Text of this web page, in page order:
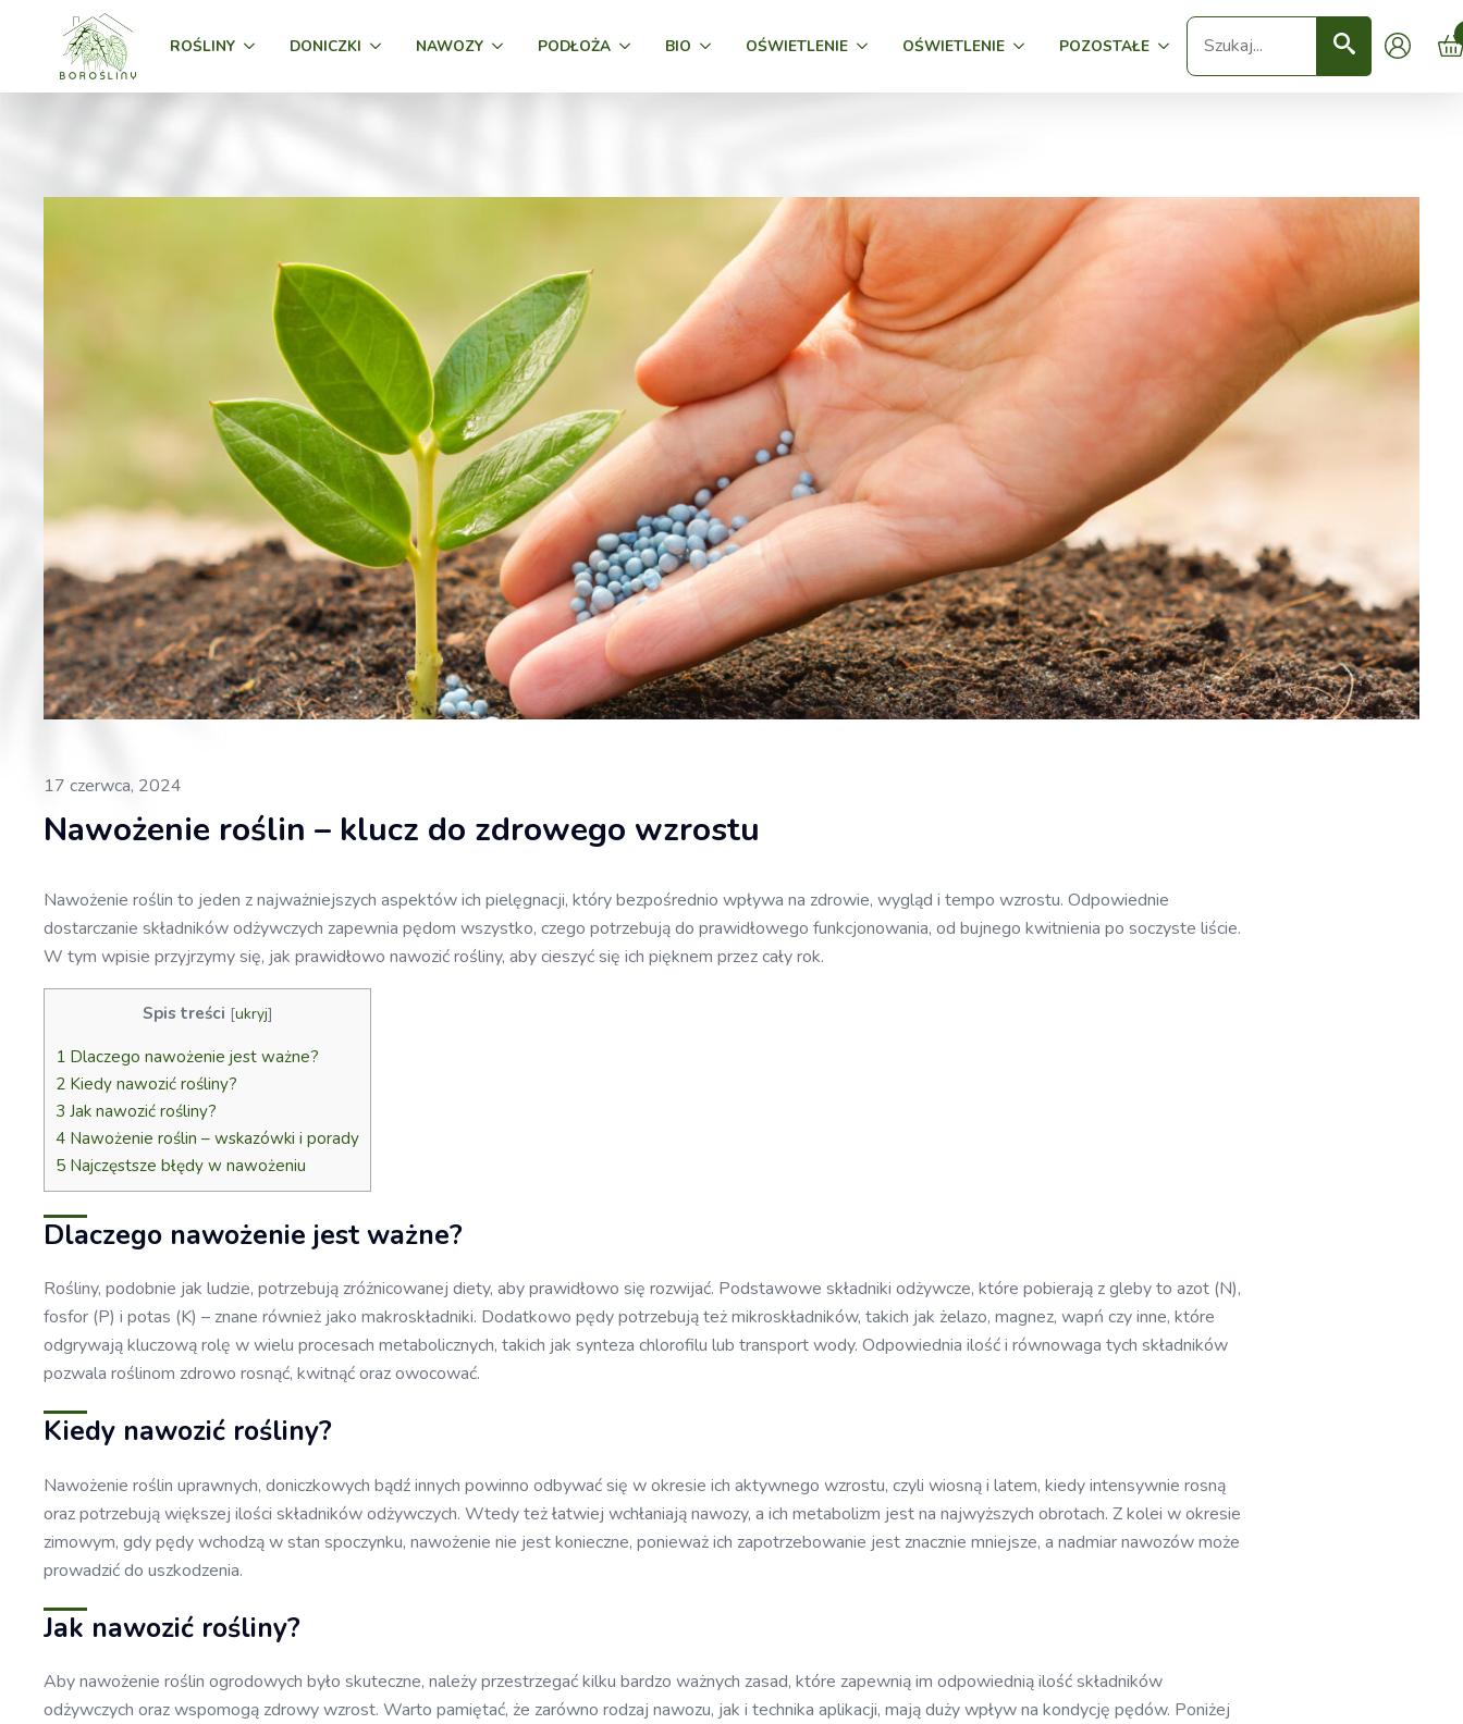
ROŚLINY DONICZKI NAWOZY PODŁOŻA BIO OŚWIETLENIE OŚWIETLENIE POZOSTAŁE
Seearch
17 czerwca, 2024
Nawożenie roślin – klucz do zdrowego wzrostu
Nawożenie roślin to jeden z najważniejszych aspektów ich pielęgnacji, który bezpośrednio wpływa na zdrowie, wygląd i tempo wzrostu. Odpowiednie
dostarczanie składników odżywczych zapewnia pędom wszystko, czego potrzebują do prawidłowego funkcjonowania, od bujnego kwitnienia po soczyste liście.
W tym wpisie przyjrzymy się, jak prawidłowo nawozić rośliny, aby cieszyć się ich pięknem przez cały rok.
Spis treści [ukryj]
1 Dlaczego nawożenie jest ważne?
2 Kiedy nawozić rośliny?
3 Jak nawozić rośliny?
4 Nawożenie roślin – wskazówki i porady
5 Najczęstsze błędy w nawożeniu
Dlaczego nawożenie jest ważne?
Rośliny, podobnie jak ludzie, potrzebują zróżnicowanej diety, aby prawidłowo się rozwijać. Podstawowe składniki odżywcze, które pobierają z gleby to azot (N),
fosfor (P) i potas (K) – znane również jako makroskładniki. Dodatkowo pędy potrzebują też mikroskładników, takich jak żelazo, magnez, wapń czy inne, które
odgrywają kluczową rolę w wielu procesach metabolicznych, takich jak synteza chlorofilu lub transport wody. Odpowiednia ilość i równowaga tych składników
pozwala roślinom zdrowo rosnąć, kwitnąć oraz owocować.
Kiedy nawozić rośliny?
Nawożenie roślin uprawnych, doniczkowych bądź innych powinno odbywać się w okresie ich aktywnego wzrostu, czyli wiosną i latem, kiedy intensywnie rosną
oraz potrzebują większej ilości składników odżywczych. Wtedy też łatwiej wchłaniają nawozy, a ich metabolizm jest na najwyższych obrotach. Z kolei w okresie
zimowym, gdy pędy wchodzą w stan spoczynku, nawożenie nie jest konieczne, ponieważ ich zapotrzebowanie jest znacznie mniejsze, a nadmiar nawozów może
prowadzić do uszkodzenia.
Jak nawozić rośliny?
Aby nawożenie roślin ogrodowych było skuteczne, należy przestrzegać kilku bardzo ważnych zasad, które zapewnią im odpowiednią ilość składników
odżywczych oraz wspomogą zdrowy wzrost. Warto pamiętać, że zarówno rodzaj nawozu, jak i technika aplikacji, mają duży wpływ na kondycję pędów. Poniżej